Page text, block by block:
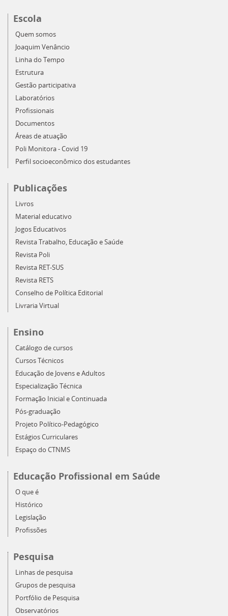
Escola
Quem somos
Joaquim Venâncio
Linha do Tempo
Estrutura
Gestão participativa
Laboratórios
Profissionais
Documentos
Áreas de atuação
Poli Monitora - Covid 19
Perfil socioeconômico dos estudantes
Publicações
Livros
Material educativo
Jogos Educativos
Revista Trabalho, Educação e Saúde
Revista Poli
Revista RET-SUS
Revista RETS
Conselho de Política Editorial
Livraria Virtual
Ensino
Catálogo de cursos
Cursos Técnicos
Educação de Jovens e Adultos
Especialização Técnica
Formação Inicial e Continuada
Pós-graduação
Projeto Político-Pedagógico
Estágios Curriculares
Espaço do CTNMS
Educação Profissional em Saúde
O que é
Histórico
Legislação
Profissões
Pesquisa
Linhas de pesquisa
Grupos de pesquisa
Portfólio de Pesquisa
Observatórios